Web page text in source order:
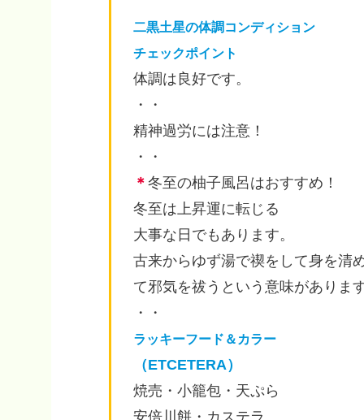
二黒土星の体調コンディション
チェックポイント
体調は良好です。
・・
精神過労には注意！
・・
＊ 冬至の柚子風呂はおすすめ！
冬至は上昇運に転じる
大事な日でもあります。
古来からゆず湯で禊をして身を清
て邪気を祓うという意味がありま
・・
ラッキーフード＆カラー
（ETCETERA）
焼売・小籠包・天ぷら
安倍川餅・カステラ